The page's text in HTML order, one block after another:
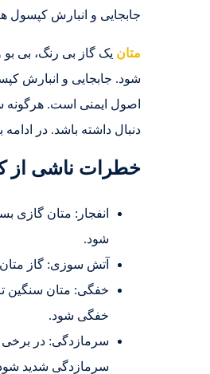
جابجایی و انبارش کپسول های متان | شرکت
متان یک گاز بی رنگ، بی
شود. جابجایی و انبارش
اصول ایمنی است. هرگونه
دنبال داشته باشد. در
خطرات ناشی از
انفجار: متان گازی
شود.
آتش سوزی: گاز
خفگی: متان سنگین
خفگی شود.
سرمازدگی: در برخی
سرمازدگی شدید